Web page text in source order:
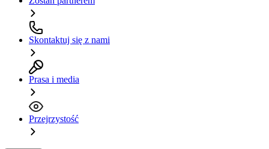
Skontaktuj się z nami
Prasa i media
Przejrzystość